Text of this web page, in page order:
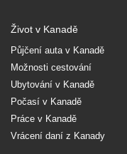
Život v Kanadě
Půjčení auta v Kanadě
Možnosti cestování
Ubytování v Kanadě
Počasí v Kanadě
Práce v Kanadě
Vrácení daní z Kanady